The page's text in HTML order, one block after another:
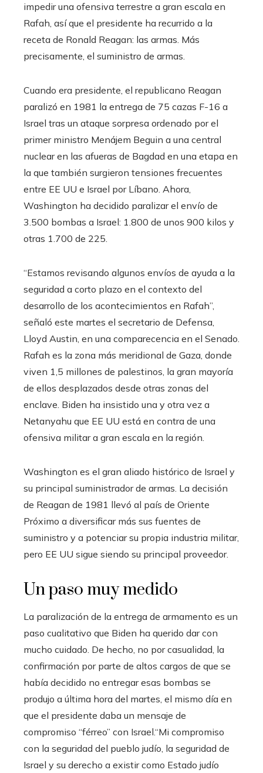
impedir una ofensiva terrestre a gran escala en
Rafah, así que el presidente ha recurrido a la
receta de Ronald Reagan: las armas. Más
precisamente, el suministro de armas.
Cuando era presidente, el republicano Reagan
paralizó en 1981 la entrega de 75 cazas F-16 a
Israel tras un ataque sorpresa ordenado por el
primer ministro Menájem Beguin a una central
nuclear en las afueras de Bagdad en una etapa en
la que también surgieron tensiones frecuentes
entre EE UU e Israel por Líbano. Ahora,
Washington ha decidido paralizar el envío de
3.500 bombas a Israel: 1.800 de unos 900 kilos y
otras 1.700 de 225.
“Estamos revisando algunos envíos de ayuda a la
seguridad a corto plazo en el contexto del
desarrollo de los acontecimientos en Rafah”,
señaló este martes el secretario de Defensa,
Lloyd Austin, en una comparecencia en el Senado.
Rafah es la zona más meridional de Gaza, donde
viven 1,5 millones de palestinos, la gran mayoría
de ellos desplazados desde otras zonas del
enclave. Biden ha insistido una y otra vez a
Netanyahu que EE UU está en contra de una
ofensiva militar a gran escala en la región.
Washington es el gran aliado histórico de Israel y
su principal suministrador de armas. La decisión
de Reagan de 1981 llevó al país de Oriente
Próximo a diversificar más sus fuentes de
suministro y a potenciar su propia industria militar,
pero EE UU sigue siendo su principal proveedor.
Un paso muy medido
La paralización de la entrega de armamento es un
paso cualitativo que Biden ha querido dar con
mucho cuidado. De hecho, no por casualidad, la
confirmación por parte de altos cargos de que se
había decidido no entregar esas bombas se
produjo a última hora del martes, el mismo día en
que el presidente daba un mensaje de
compromiso “férreo” con Israel.“Mi compromiso
con la seguridad del pueblo judío, la seguridad de
Israel y su derecho a existir como Estado judío